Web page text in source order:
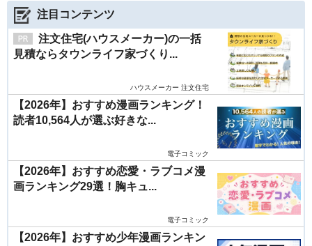
注目コンテンツ
注文住宅(ハウスメーカー)の一括
見積ならタウンライフ家づくり...
ハウスメーカー 注文住宅
【2026年】おすすめ漫画ランキング！
読者10,564人が選ぶ好きな...
電子コミック
【2026年】おすすめ恋愛・ラブコメ漫
画ランキング29選！胸キュ...
電子コミック
【2026年】おすすめ少年漫画ランキン